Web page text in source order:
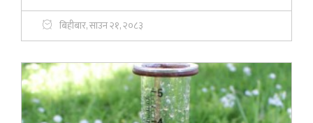
बिहीबार, साउन २१, २०८३